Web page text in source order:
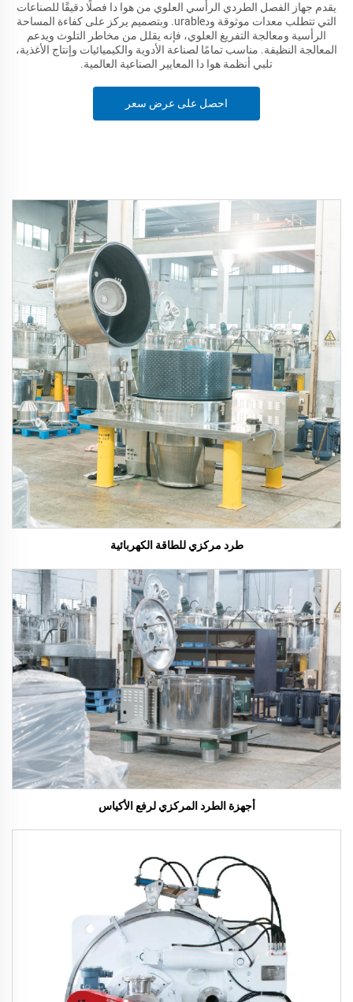
يقدم جهاز الفصل الطردي الرأسي العلوي من هوا دا فصلًا دقيقًا للصناعات
التي تتطلب معدات موثوقة ودurable. وبتصميم يركز على كفاءة المساحة
الرأسية ومعالجة التفريغ العلوي، فإنه يقلل من مخاطر التلوث ويدعم
المعالجة النظيفة. مناسب تمامًا لصناعة الأدوية والكيميائيات وإنتاج الأغذية،
تلبي أنظمة هوا دا المعايير الصناعية العالمية.
احصل على عرض سعر
طرد مركزي للطاقة الكهربائية
أجهزة الطرد المركزي لرفع الأكياس